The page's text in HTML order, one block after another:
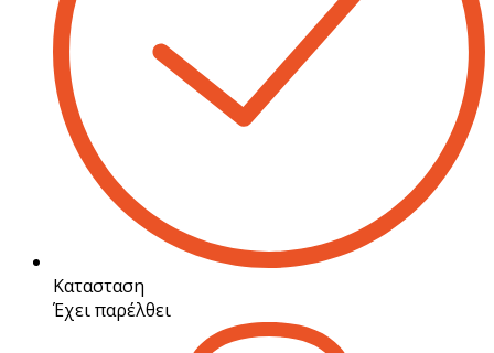
Κατασταση
Έχει παρέλθει